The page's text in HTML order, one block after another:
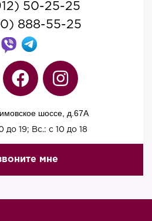
50-25-25
888-55-25
шоссе, д.67A
до 19; Вс.: с 10 до 18
мне